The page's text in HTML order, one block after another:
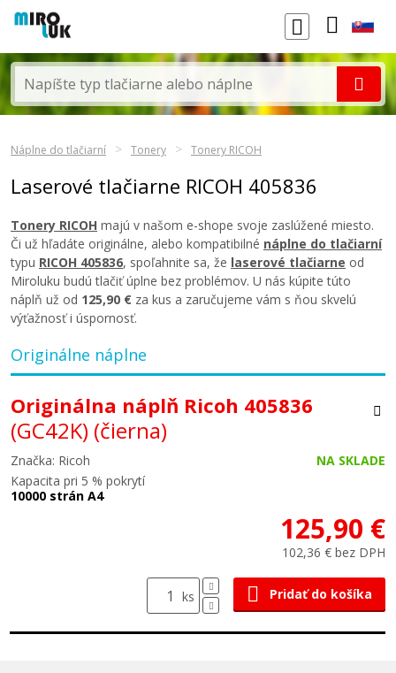
Náplne do tlačiarní Tonery Tonery RICOH
Laserové tlačiarne RICOH 405836
Tonery RICOH majú v našom e-shope svoje zaslúžené miesto.
Či už hľadáte originálne, alebo kompatibilné náplne do tlačiarní
typu RICOH 405836, spoľahnite sa, že laserové tlačiarne od
Miroluku budú tlačiť úplne bez problémov. U nás kúpite túto
náplň už od 125,90 € za kus a zaručujeme vám s ňou skvelú
výťažnosť i úspornosť.
Originálne náplne
Originálna náplň Ricoh 405836
(GC42K) (čierna)
Značka: Ricoh
NA SKLADE
Kapacita pri 5 % pokrytí
10000 strán A4
125,90 €
102,36 € bez DPH
ks Pridať do košíka